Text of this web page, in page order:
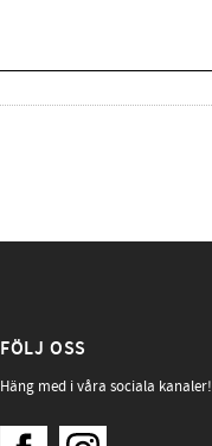
FÖLJ OSS
Häng med i våra sociala kanaler!